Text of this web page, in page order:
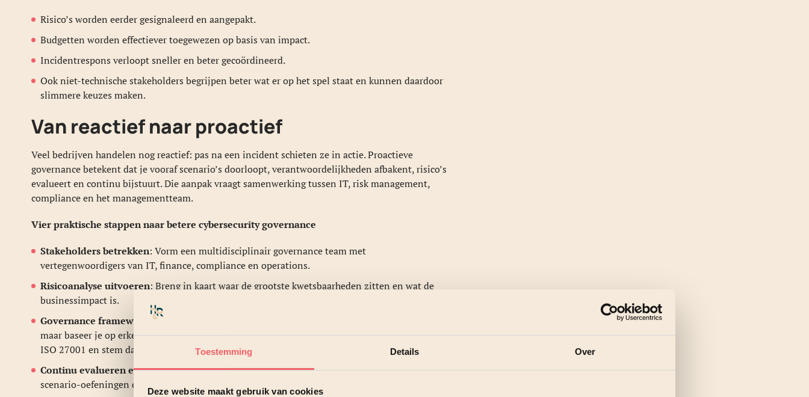
Toestemming Details Over
Deze website maakt gebruik van cookies
Risico’s worden eerder gesignaleerd en aangepakt.
Budgetten worden effectiever toegewezen op basis van impact.
Incidentrespons verloopt sneller en beter gecoördineerd.
Ook niet-technische stakeholders begrijpen beter wat er op het spel staat en kunnen daardoor
slimmere keuzes maken.
Van reactief naar proactief
Veel bedrijven handelen nog reactief: pas na een incident schieten ze in actie. Proactieve
governance betekent dat je vooraf scenario’s doorloopt, verantwoordelijkheden afbakent, risico’s
evalueert en continu bijstuurt. Die aanpak vraagt samenwerking tussen IT, risk management,
compliance en het managementteam.
Vier praktische stappen naar betere cybersecurity governance
Stakeholders betrekken: Vorm een multidisciplinair governance team met
vertegenwoordigers van IT, finance, compliance en operations.
Risicoanalyse uitvoeren: Breng in kaart waar de grootste kwetsbaarheden zitten en wat de
businessimpact is.
Governance framework kiezen
maar baseer je op erkende, gestructureerde raamwerken of standaarden zoals NIST, COBIT of
ISO 27001 en stem dat af op je sector en organisatiegrootte.
Continu evalueren en bijsturen: Governance is geen eenmalige oefening. Werk met KPI’s en
scenario-oefeningen om scherp te blijven.